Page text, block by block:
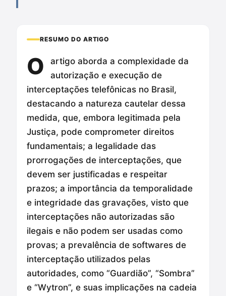
RESUMO DO ARTIGO
O
artigo aborda a complexidade da
autorização e execução de
interceptações telefônicas no Brasil,
destacando a natureza cautelar dessa
medida, que, embora legitimada pela
Justiça, pode comprometer direitos
fundamentais; a legalidade das
prorrogações de interceptações, que
devem ser justificadas e respeitar
prazos; a importância da temporalidade
e integridade das gravações, visto que
interceptações não autorizadas são
ilegais e não podem ser usadas como
provas; a prevalência de softwares de
interceptação utilizados pelas
autoridades, como “Guardião”, “Sombra”
e “Wytron”, e suas implicações na cadeia